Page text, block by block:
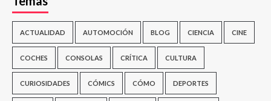
ACTUALIDAD AUTOMOCIÓN BLOG CIENCIA CINE
COCHES CONSOLAS CRÍTICA CULTURA
CURIOSIDADES CÓMICS CÓMO DEPORTES